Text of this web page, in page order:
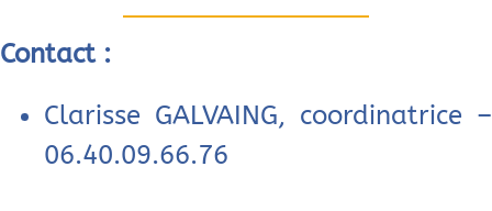
Contact :
Clarisse GALVAING, coordinatrice –
06.40.09.66.76